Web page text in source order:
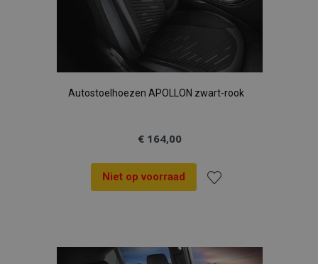
Autostoelhoezen APOLLON zwart-rook
€ 164,00
Niet op voorraad
aan